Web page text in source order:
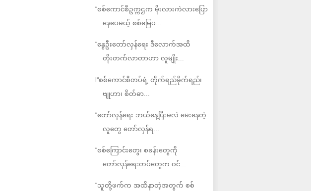
“စစ်ကောင်စီဥက္ကဌက မိုးလားကဲလားပြော
နေပေမယ့် စစ်မြေပ...
“နွေဦးတော်လှန်ရေး ဒီလောက်အထိ
တိုးတက်လာတာဟာ လူမျိုး...
l“စစ်ကောင်စီတပ်ရဲ့ တိုက်ရည်ခိုက်ရည်၊
ဗျုဟာ၊ စိတ်ဓာ...
“တော်လှန်ရေး ဘယ်နေ့ပြီးမလဲ မေးနေတဲ့
လူတွေ တော်လှန်ရ...
“စစ်ကြောင်းတွေ၊ စခန်းတွေကို
တော်လှန်ရေးတပ်တွေက ဝင်...
“သူတို့ဖက်က အထိနာတဲ့အတွက် စစ်